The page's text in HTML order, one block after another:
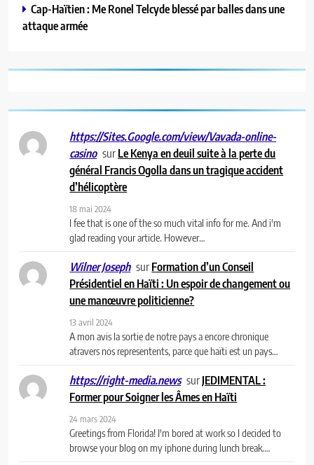
Cap-Haïtien : Me Ronel Telcyde blessé par balles dans une
attaque armée
https://Sites.Google.com/view/Vavada-online-
casino surLe Kenya en deuil suite à la perte du
général Francis Ogolla dans un tragique accident
d’hélicoptère
18 mai 2024
I fee that is one of the so much vital info for me. And i'm
glad reading your article. However…
Wilner Joseph surFormation d’un Conseil
Présidentiel en Haïti : Un espoir de changement ou
une manœuvre politicienne?
13 avril 2024
A mon avis la sortie de notre pays a encore chronique
atravers nos representents, parce que haïti est un pays…
https://right-media.news surJEDIMENTAL :
Former pour Soigner les Âmes en Haïti
24 mars 2024
Greetings from Florida! I'm bored at work so I decided to
browse your blog on my iphone during lunch break.…